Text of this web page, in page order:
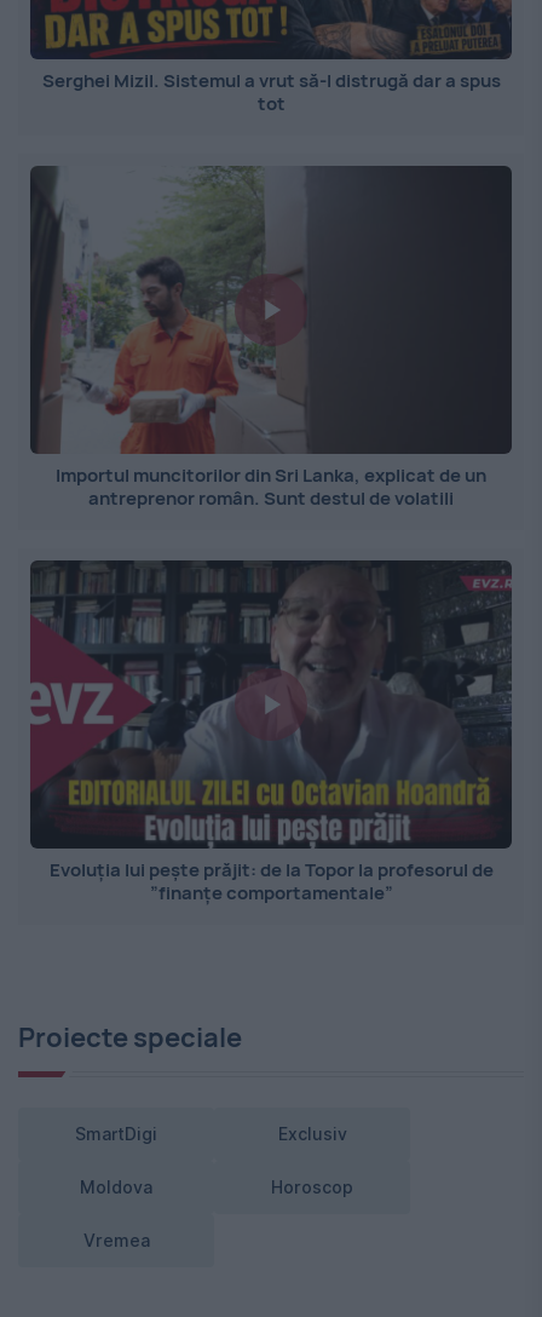
Serghei Mizil. Sistemul a vrut să-l distrugă dar a spus
tot
Importul muncitorilor din Sri Lanka, explicat de un
antreprenor român. Sunt destul de volatili
Evoluția lui pește prăjit: de la Topor la profesorul de
”finanțe comportamentale”
Proiecte speciale
SmartDigi Exclusiv
Moldova Horoscop
Vremea